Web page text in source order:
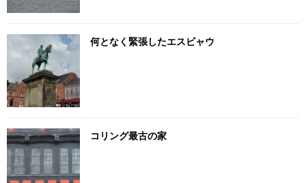
何となく緊張したエスビャウ
コリング最古の家